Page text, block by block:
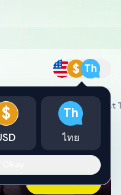
$ Th
Converter Assy, W/Catalyst
Ask AI Now
$ Th
ไทย